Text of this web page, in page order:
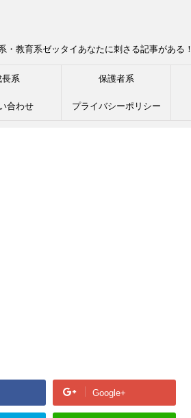
・教育系ゼッタイあなたに刺さる記事がある！
長系 保護者系
合わせ プライバシーポリシー
Google+